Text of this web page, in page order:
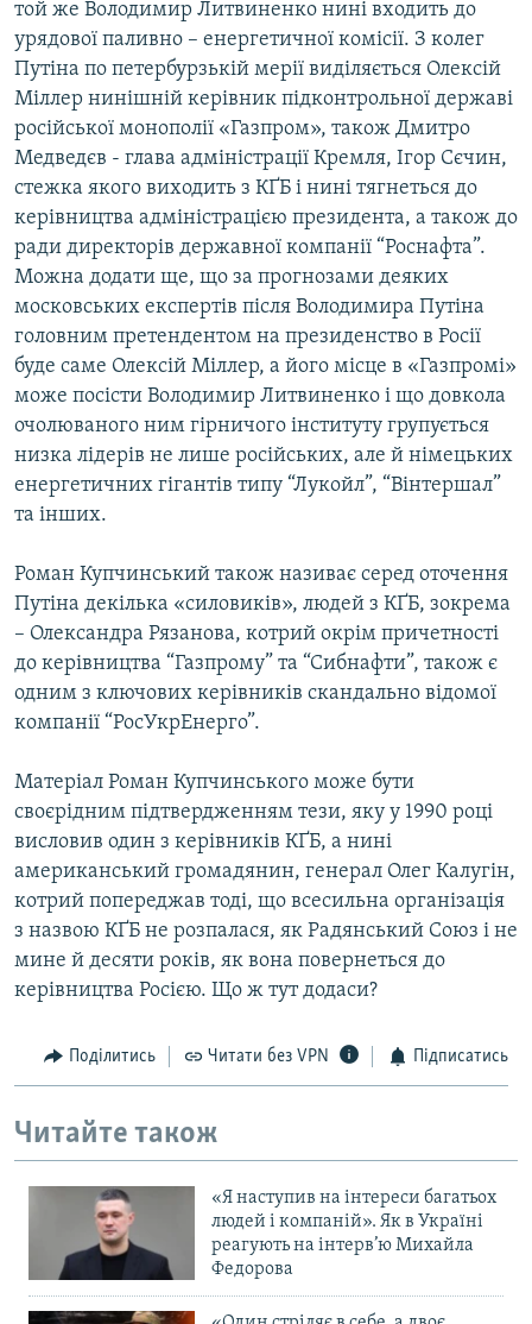
той же Володимир Литвиненко нині входить до
урядової паливно – енергетичної комісії. З колег
Путіна по петербурзькій мерії виділяється Олексій
Міллер нинішній керівник підконтрольної державі
російської монополії «Газпром», також Дмитро
Медведєв - глава адміністрації Кремля, Ігор Сєчин,
стежка якого виходить з КҐБ і нині тягнеться до
керівництва адміністрацією президента, а також до
ради директорів державної компанії “Роснафта”.
Можна додати ще, що за прогнозами деяких
московських експертів після Володимира Путіна
головним претендентом на президенство в Росії
буде саме Олексій Міллер, а його місце в «Газпромі»
може посісти Володимир Литвиненко і що довкола
очолюваного ним гірничого інституту групується
низка лідерів не лише російських, але й німецьких
енергетичних гігантів типу “Лукойл”, “Вінтершал”
та інших.
Роман Купчинський також називає серед оточення
Путіна декілька «силовиків», людей з КҐБ, зокрема
– Олександра Рязанова, котрий окрім причетності
до керівництва “Газпрому” та “Сибнафти”, також є
одним з ключових керівників скандально відомої
компанії “РосУкрЕнерго”.
Матеріал Роман Купчинського може бути
своєрідним підтвердженням тези, яку у 1990 році
висловив один з керівників КҐБ, а нині
американський громадянин, генерал Олег Калугін,
котрий попереджав тоді, що всесильна організація
з назвою КҐБ не розпалася, як Радянський Союз і не
мине й десяти років, як вона повернеться до
керівництва Росією. Що ж тут додаси?
Поділитись Читати без VPN Підписатись
Читайте також
«Я наступив на інтереси багатьох
людей і компаній». Як в Україні
реагують на інтерв’ю Михайла
Федорова